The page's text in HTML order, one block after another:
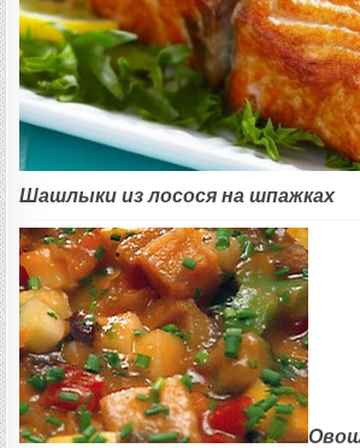
Шашлыки из лосося на шпажках